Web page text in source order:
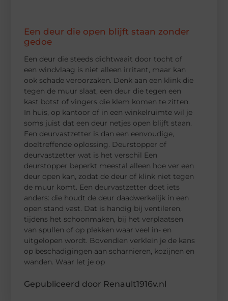
Een deur die open blijft staan zonder
gedoe
Een deur die steeds dichtwaait door tocht of
een windvlaag is niet alleen irritant, maar kan
ook schade veroorzaken. Denk aan een klink die
tegen de muur slaat, een deur die tegen een
kast botst of vingers die klem komen te zitten.
In huis, op kantoor of in een winkelruimte wil je
soms juist dat een deur netjes open blijft staan.
Een deurvastzetter is dan een eenvoudige,
doeltreffende oplossing. Deurstopper of
deurvastzetter wat is het verschil Een
deurstopper beperkt meestal alleen hoe ver een
deur open kan, zodat de deur of klink niet tegen
de muur komt. Een deurvastzetter doet iets
anders: die houdt de deur daadwerkelijk in een
open stand vast. Dat is handig bij ventileren,
tijdens het schoonmaken, bij het verplaatsen
van spullen of op plekken waar veel in- en
uitgelopen wordt. Bovendien verklein je de kans
op beschadigingen aan scharnieren, kozijnen en
wanden. Waar let je op
Gepubliceerd door Renault1916v.nl